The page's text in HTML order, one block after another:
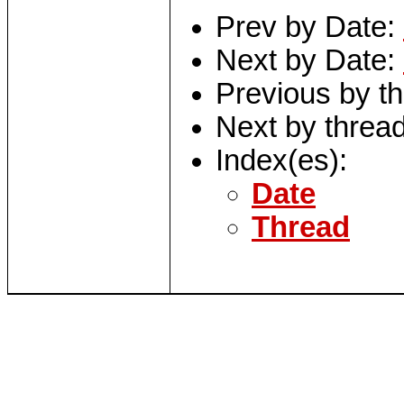
Prev by Date:
Next by Date:
Previous by
Next by
Index(es):
Date
Thread